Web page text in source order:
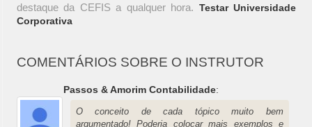
destaque da CEFIS a qualquer hora. Testar Universidade
Corporativa
COMENTÁRIOS SOBRE O INSTRUTOR
Passos & Amorim Contabilidade:
O conceito de cada tópico muito bem
argumentado! Poderia colocar mais exemplos e